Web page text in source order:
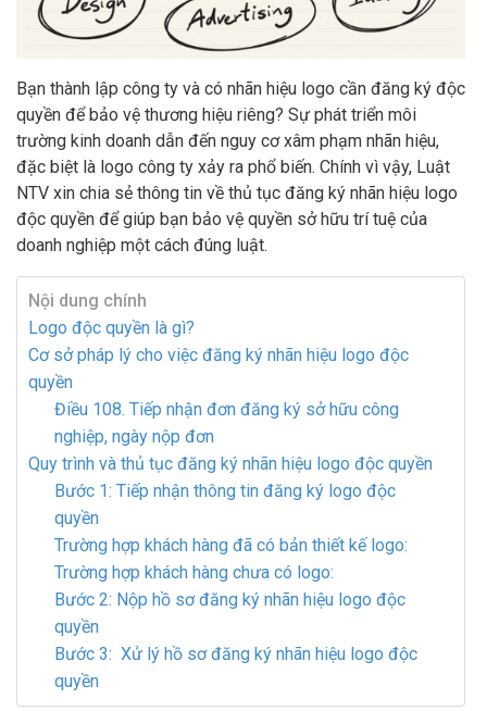
Bạn thành lập công ty và có nhãn hiệu logo cần đăng ký độc
quyền để bảo vệ thương hiệu riêng? Sự phát triển môi
trường kinh doanh dẫn đến nguy cơ xâm phạm nhãn hiệu,
đặc biệt là logo công ty xảy ra phổ biến. Chính vì vậy, Luật
NTV xin chia sẻ thông tin về thủ tục đăng ký nhãn hiệu logo
độc quyền để giúp bạn bảo vệ quyền sở hữu trí tuệ của
doanh nghiệp một cách đúng luật.
Nội dung chính
Logo độc quyền là gì?
Cơ sở pháp lý cho việc đăng ký nhãn hiệu logo độc
quyền
Điều 108. Tiếp nhận đơn đăng ký sở hữu công
nghiệp, ngày nộp đơn
Quy trình và thủ tục đăng ký nhãn hiệu logo độc quyền
Bước 1: Tiếp nhận thông tin đăng ký logo độc
quyền
Trường hợp khách hàng đã có bản thiết kế logo:
Trường hợp khách hàng chưa có logo:
Bước 2: Nộp hồ sơ đăng ký nhãn hiệu logo độc
quyền
Bước 3: Xử lý hồ sơ đăng ký nhãn hiệu logo độc
quyền